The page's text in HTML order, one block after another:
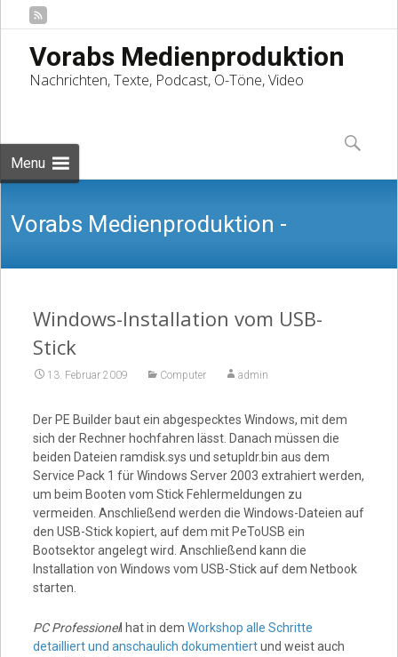
Vorabs Medienproduktion
Nachrichten, Texte, Podcast, O-Töne, Video
Menu
to
content
Suchen
nach:
Vorabs Medienproduktion -
Nachrichten, Texte, Podcast, O-Töne,
Windows-Installation vom USB-
Stick
13. Februar 2009 Computer admin
Der PE Builder baut ein abgespecktes Windows, mit dem
sich der Rechner hochfahren lässt. Danach müssen die
beiden Dateien ramdisk.sys und setupldr.bin aus dem
Service Pack 1 für Windows Server 2003 extrahiert werden,
um beim Booten vom Stick Fehlermeldungen zu
vermeiden. Anschließend werden die Windows-Dateien auf
den USB-Stick kopiert, auf dem mit PeToUSB ein
Bootsektor angelegt wird. Anschließend kann die
Installation von Windows vom USB-Stick auf dem Netbook
starten.
PC Professionell hat in dem Workshop alle Schritte
detailliert und anschaulich dokumentiertund weist auch